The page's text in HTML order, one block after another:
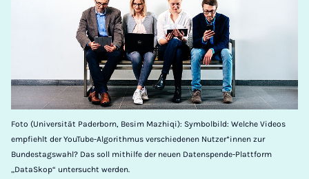
Foto (Universität Paderborn, Besim Mazhiqi): Symbolbild: Welche Videos
empfiehlt der YouTube-Algorithmus verschiedenen Nutzer*innen zur
Bundestagswahl? Das soll mithilfe der neuen Datenspende-Plattform
„DataSkop“ untersucht werden.